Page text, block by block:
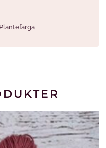
Plantefarga